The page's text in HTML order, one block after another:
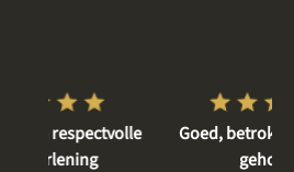
Goed, betrokken en rustig